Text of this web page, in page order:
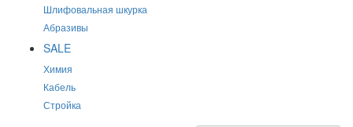
Шлифовальная шкурка
Абразивы
SALE
Химия
Кабель
Стройка